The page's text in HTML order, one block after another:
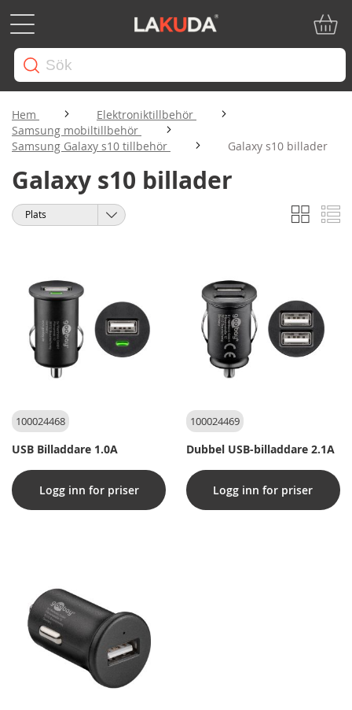
Hem
Elektroniktillbehör
Samsung mobiltillbehör
Samsung Galaxy s10 tillbehör
Galaxy s10 billader
Galaxy s10 billader
Visa
som
Rutnät
Sortera
100024468
USB Billaddare 1.0A
Logg inn for priser
100024469
Dubbel USB-billaddare 2.1A
Logg inn for priser